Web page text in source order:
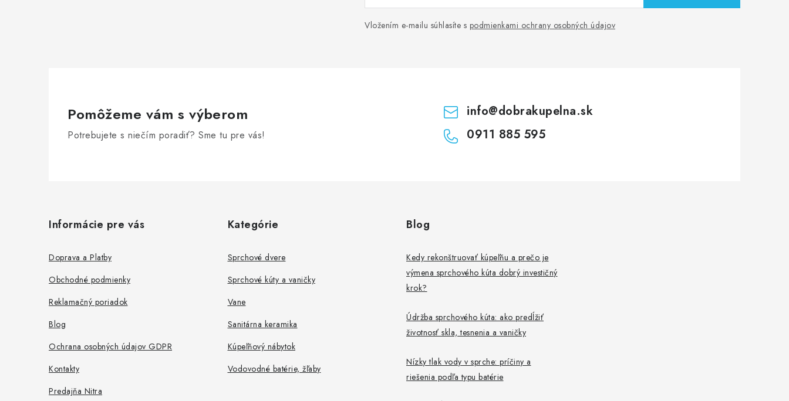
Vložením e-mailu súhlasíte s podmienkami ochrany osobných údajov
Pomôžeme vám s výberom
Potrebujete s niečím poradiť? Sme tu pre vás!
info@dobrakupelna.sk
0911 885 595
Informácie pre vás
Doprava a Platby
Obchodné podmienky
Reklamačný poriadok
Blog
Ochrana osobných údajov GDPR
Kontakty
Predajňa Nitra
Kategórie
Sprchové dvere
Sprchové kúty a vaničky
Vane
Sanitárna keramika
Kúpeľňový nábytok
Vodovodné batérie, žľaby
Blog
Kedy rekonštruovať kúpeľňu a prečo je
výmena sprchového kúta dobrý investičný
krok?
Údržba sprchového kúta: ako predĺžiť
životnosť skla, tesnenia a vaničky
Nízky tlak vody v sprche: príčiny a
riešenia podľa typu batérie